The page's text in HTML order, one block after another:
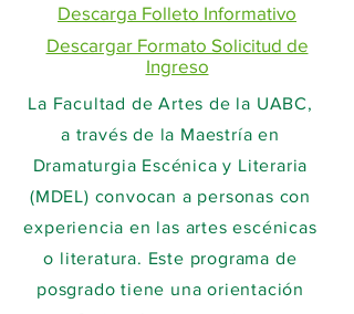
Descarga Folleto Informativo
Descargar Formato Solicitud de
Ingreso
La Facultad de Artes de la UABC,
a través de la Maestría en
Dramaturgia Escénica y Literaria
(MDEL) convocan a personas con
experiencia en las artes escénicas
o literatura. Este programa de
posgrado tiene una orientación